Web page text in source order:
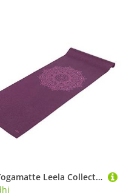
Bodhi Yogamatte Leela Collection | Rutschfeste Sportmatte | Schadstofffreie & Waschbare Antirutschmatte | Matte aus PVC | Fitnessmatte für Yoga, Pilates & Gymnastik | Mandala/lila, aubergine